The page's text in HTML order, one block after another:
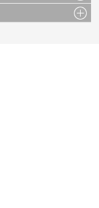
利用を行うことは固く禁じて
出された見解・感想です。
ください。
テンツや広告の表示、ソー